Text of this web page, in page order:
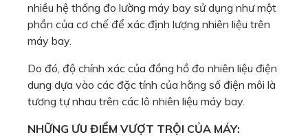
Máy đo hàm lượng AOX (AOX 400)
MÁY ĐO HÀM LƯỢNG AOX
Thiết bị đo tổng hàm lượng
Máy đo hàm lượng TOC
Máy đo hàm lượng nước CA-310
Máy đo hàm lượng nước KF-31
nhiều hệ thống đo lường máy bay sử dụng như một
phần của cơ chế để xác định lượng nhiên liệu trên
máy bay.
Do đó, độ chính xác của đồng hồ đo nhiên liệu điện
dung dựa vào các đặc tính của hằng số điện môi là
tương tự nhau trên các lô nhiên liệu máy bay.
NHỮNG ƯU ĐIỂM VƯỢT TRỘI CỦA MÁY: